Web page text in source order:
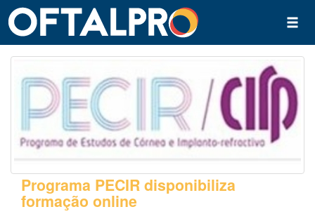
Programa PECIR disponibiliza
formação online